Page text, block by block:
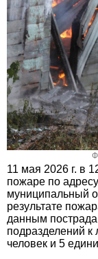
11 мая 2026 г. в
пожаре по
муниципальный
результате
данным
подразделений
человек и 5